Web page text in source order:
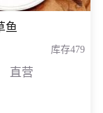
鱼
库存479
直营